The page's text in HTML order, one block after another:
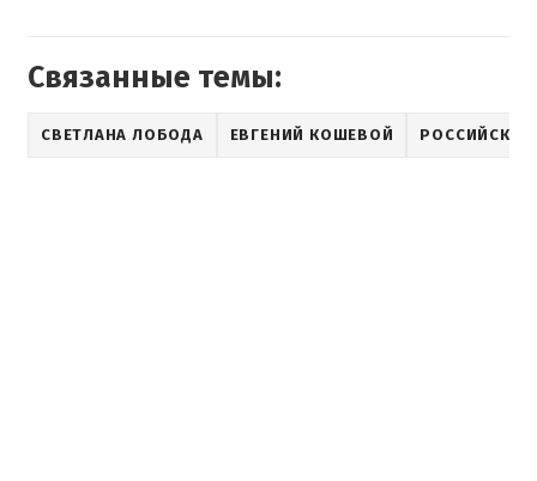
Связанные темы:
СВЕТЛАНА ЛОБОДА ЕВГЕНИЙ КОШЕВОЙ РОССИЙСКИЕ